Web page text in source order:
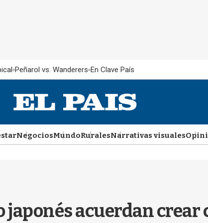
Peñarol vs. Wanderers En Clave País
NegociosMundoRuralesNarrativas visuales
acuerdan crear